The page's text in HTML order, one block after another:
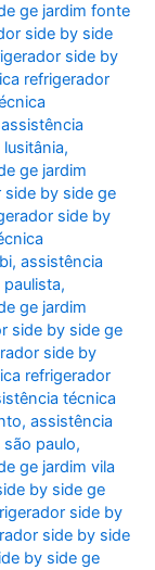
ge jardim fonte
side by side
side by
refrigerador
assistência
,
ge jardim
by side ge
side by
,assistência
,
ge jardim
side by side ge
side by
refrigerador
técnica
,assistência
paulo,
ge jardim vila
by side ge
side by
side by side
by side ge